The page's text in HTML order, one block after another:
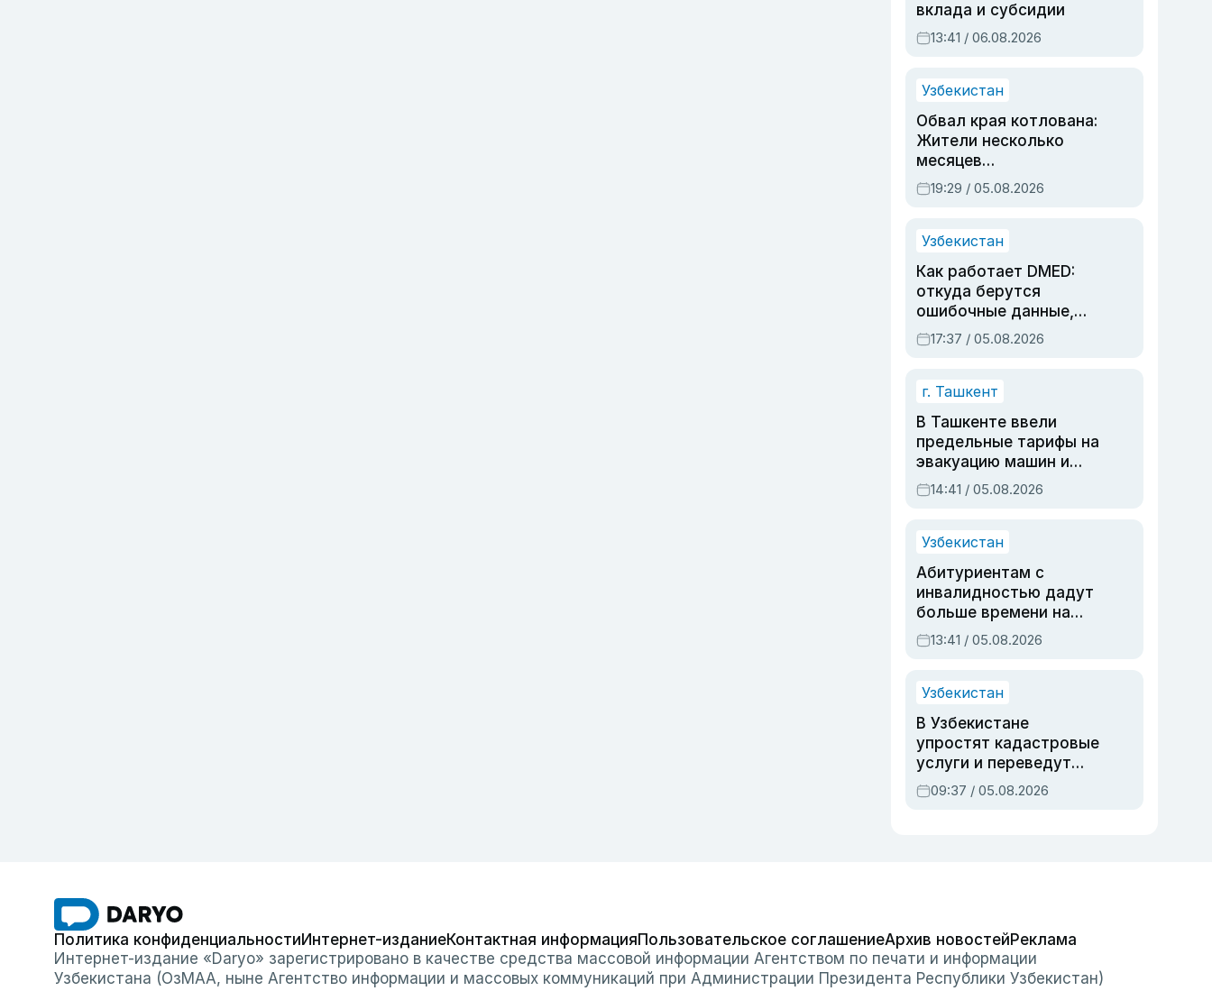
вклада и субсидии
13:41 / 06.08.2026
Узбекистан
Обвал края котлована:
Жители несколько
месяцев
предупреждали об
опасности, но стройка
19:29 / 05.08.2026
Узбекистан
Как работает DMED:
откуда берутся
ошибочные данные,
дубли аккаунтов и
очереди по онлайн-
17:37 / 05.08.2026
г. Ташкент
В Ташкенте ввели
предельные тарифы на
эвакуацию машин и
штрафстоянки
14:41 / 05.08.2026
Узбекистан
Абитуриентам с
инвалидностью дадут
больше времени на
вступительных
экзаменах
13:41 / 05.08.2026
Узбекистан
В Узбекистане
упростят кадастровые
услуги и переведут
регистрацию
недвижимости в
09:37 / 05.08.2026
Политика конфиденциальностиИнтернет-изданиеКонтактная информацияПользовательское соглашениеАрхив новостейРеклама
Интернет-издание «Daryo» зарегистрировано в качестве средства массовой информации Агентством по печати и информации
Узбекистана (ОзМАА, ныне Агентство информации и массовых коммуникаций при Администрации Президента Республики Узбекистан)